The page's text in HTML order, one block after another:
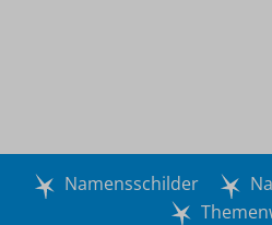
Namensschilder